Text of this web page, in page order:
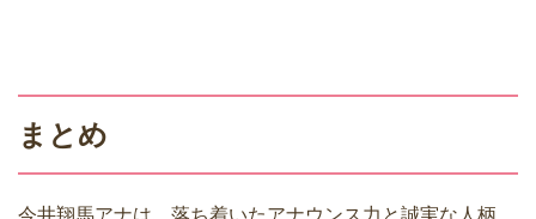
まとめ
今井翔馬アナは、落ち着いたアナウンス力と誠実な人柄